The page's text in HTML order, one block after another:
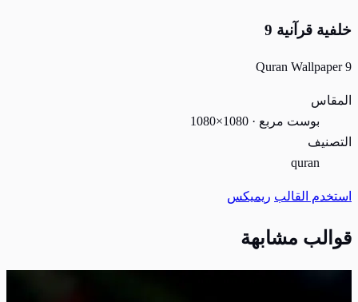
خلفية قرآنية 9
Quran Wallpaper 9
المقاس
بوست مربع · 1080×1080
التصنيف
quran
استخدم القالب ريميكس
قوالب مشابهة